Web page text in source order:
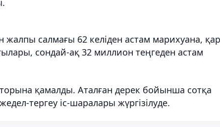
жалпы салмағы 62 келіден астам марихуана,
сондай-ақ 32 миллион теңгеден астам
қамалды. Аталған дерек бойынша сотқа
тергеу іс-шаралары жүргізілуде.